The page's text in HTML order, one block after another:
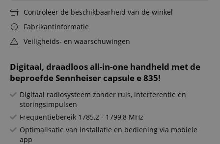
Digitaal, draadloos all-in-one handheld met de
beproefde Sennheiser capsule e 835!
Digitaal radiosysteem zonder ruis, interferentie en
storingsimpulsen
Frequentiebereik 1785,2 - 1799,8 MHz
Optimalisatie van installatie en bediening via mobiele
app
Controleer de beschikbaarheid van de winkel
Fabrikantinformatie
Veiligheids- en waarschuwingen